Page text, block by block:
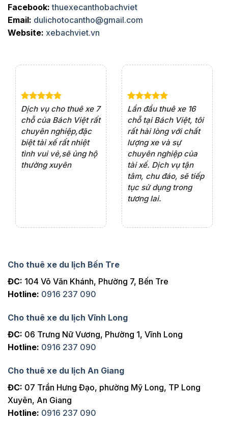
Facebook: thuexecanthobachviet
Email: dulichotocantho@gmail.com
Website: xebachviet.vn
Dịch vụ cho thuê xe 7
chỗ của Bách Việt rất
chuyên nghiệp,đặc
biệt tài xế rất nhiệt
tình vui vẻ,sẽ ủng hộ
thường xuyên
Lần đầu thuê xe 16
chỗ tại Bách Việt, tôi
rất hài lòng với chất
lượng xe và sự
chuyên nghiệp của
tài xế. Dịch vụ tận
tâm, chu đáo, sẽ tiếp
tục sử dụng trong
tương lai.
Cho thuê xe du lịch Bến Tre
ĐC: 104 Võ Văn Khánh, Phường 7, Bến Tre
Hotline: 0916 237 090
Cho thuê xe du lịch Vĩnh Long
ĐC: 06 Trưng Nữ Vương, Phường 1, Vĩnh Long
Hotline: 0916 237 090
Cho thuê xe du lịch An Giang
ĐC: 07 Trần Hưng Đạo, phường Mỹ Long, TP Long
Xuyên, An Giang
Hotline: 0916 237 090